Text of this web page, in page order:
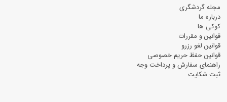
مجله گردشگری
درباره ما
کوکی ها
قوانین و مقررات
قوانین لغو رزرو
قوانین حفظ حریم خصوصی
راهنمای سفارش و پرداخت وجه
ثبت شکایت